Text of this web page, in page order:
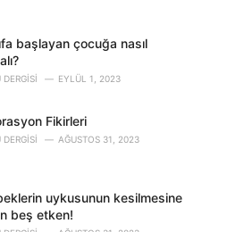
başlayan çocuğa nasıl
EYLÜL 1, 2023
Fikirleri
AĞUSTOS 31, 2023
uykusunun kesilmesine
beş etken!